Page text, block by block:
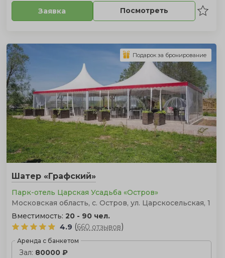
Заявка Посмотреть
Шатер «Графский»
Парк-отель Царская Усадьба «Остров»
Московская область, с. Остров, ул. Царскосельская, 1
Вместимость: 20 - 90 чел.
4.9 (660 отзывов)
Аренда с банкетом
Зал: 80000 ₽
Подарок за бронирование